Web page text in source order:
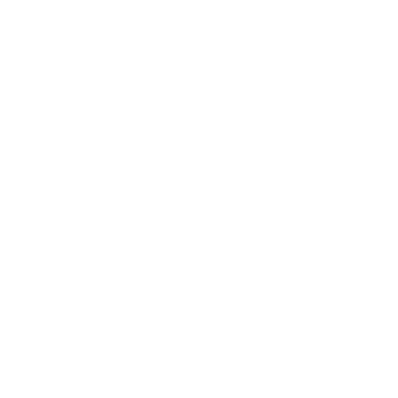
novedades del mercado de La Liga